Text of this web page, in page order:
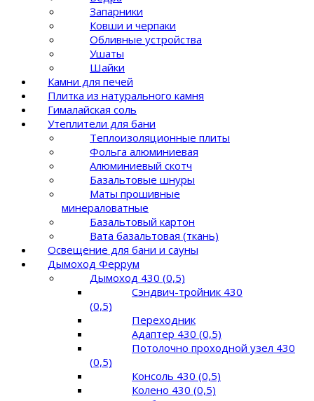
Запарники
Ковши и черпаки
Обливные устройства
Ушаты
Шайки
Камни для печей
Плитка из натурального камня
Гималайская соль
Утеплители для бани
Теплоизоляционные плиты
Фольга алюминиевая
Алюминиевый скотч
Базальтовые шнуры
Маты прошивные
минераловатные
Базальтовый картон
Вата базальтовая (ткань)
Освещение для бани и сауны
Дымоход Феррум
Дымоход 430 (0,5)
Сэндвич-тройник 430
(0,5)
Переходник
Адаптер 430 (0,5)
Потолочно проходной узел 430
(0,5)
Консоль 430 (0,5)
Колено 430 (0,5)